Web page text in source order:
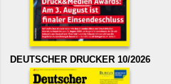
DEUTSCHER DRUCKER 10/2026